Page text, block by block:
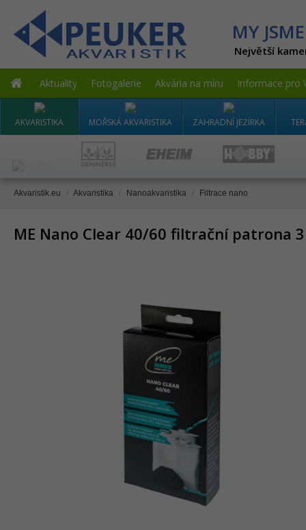
MY
Největší
Aktuality Fotogalerie Akvária na míru Informace pro
AKVARISTIKA MOŘSKÁ AKVARISTIKA ZAHRADNÍ JEZÍRKA
Akvaristik.eu / Akvaristika / Nanoakvaristika / Filtrace nano
ME Nano Clear 40/60 filtrační patrona